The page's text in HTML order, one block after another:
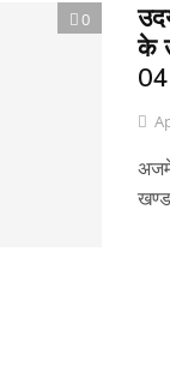
0
के
04
खण्ड